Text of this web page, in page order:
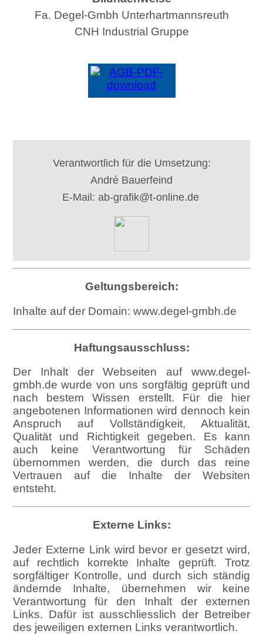
Fa. Degel-Gmbh Unterhartmannsreuth
CNH Industrial Gruppe
Verantwortlich für die Umsetzung:
André Bauerfeind
E-Mail: ab-grafik@t-online.de
Geltungsbereich:
Inhalte auf der Domain: www.degel-gmbh.de
Haftungsausschluss:
Der Inhalt der Webseiten auf www.degel-
gmbh.de wurde von uns sorgfältig geprüft und
nach bestem Wissen erstellt. Für die hier
angebotenen Informationen wird dennoch kein
Anspruch auf Vollständigkeit, Aktualität,
Qualität und Richtigkeit gegeben. Es kann
auch keine Verantwortung für Schäden
übernommen werden, die durch das reine
Vertrauen auf die Inhalte der Websiten
entsteht.
Externe Links:
Jeder Externe Link wird bevor er gesetzt wird,
auf rechtlich korrekte Inhalte geprüft. Trotz
sorgfältiger Kontrolle, und durch sich ständig
ändernde Inhalte, übernehmen wir keine
Verantwortung für den Inhalt der externen
Links. Dafür ist ausschliesslich der Betreiber
des jeweiligen externen Links verantwortlich.